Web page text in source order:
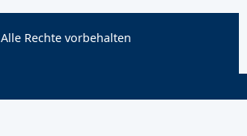
Alle Rechte vorbehalten